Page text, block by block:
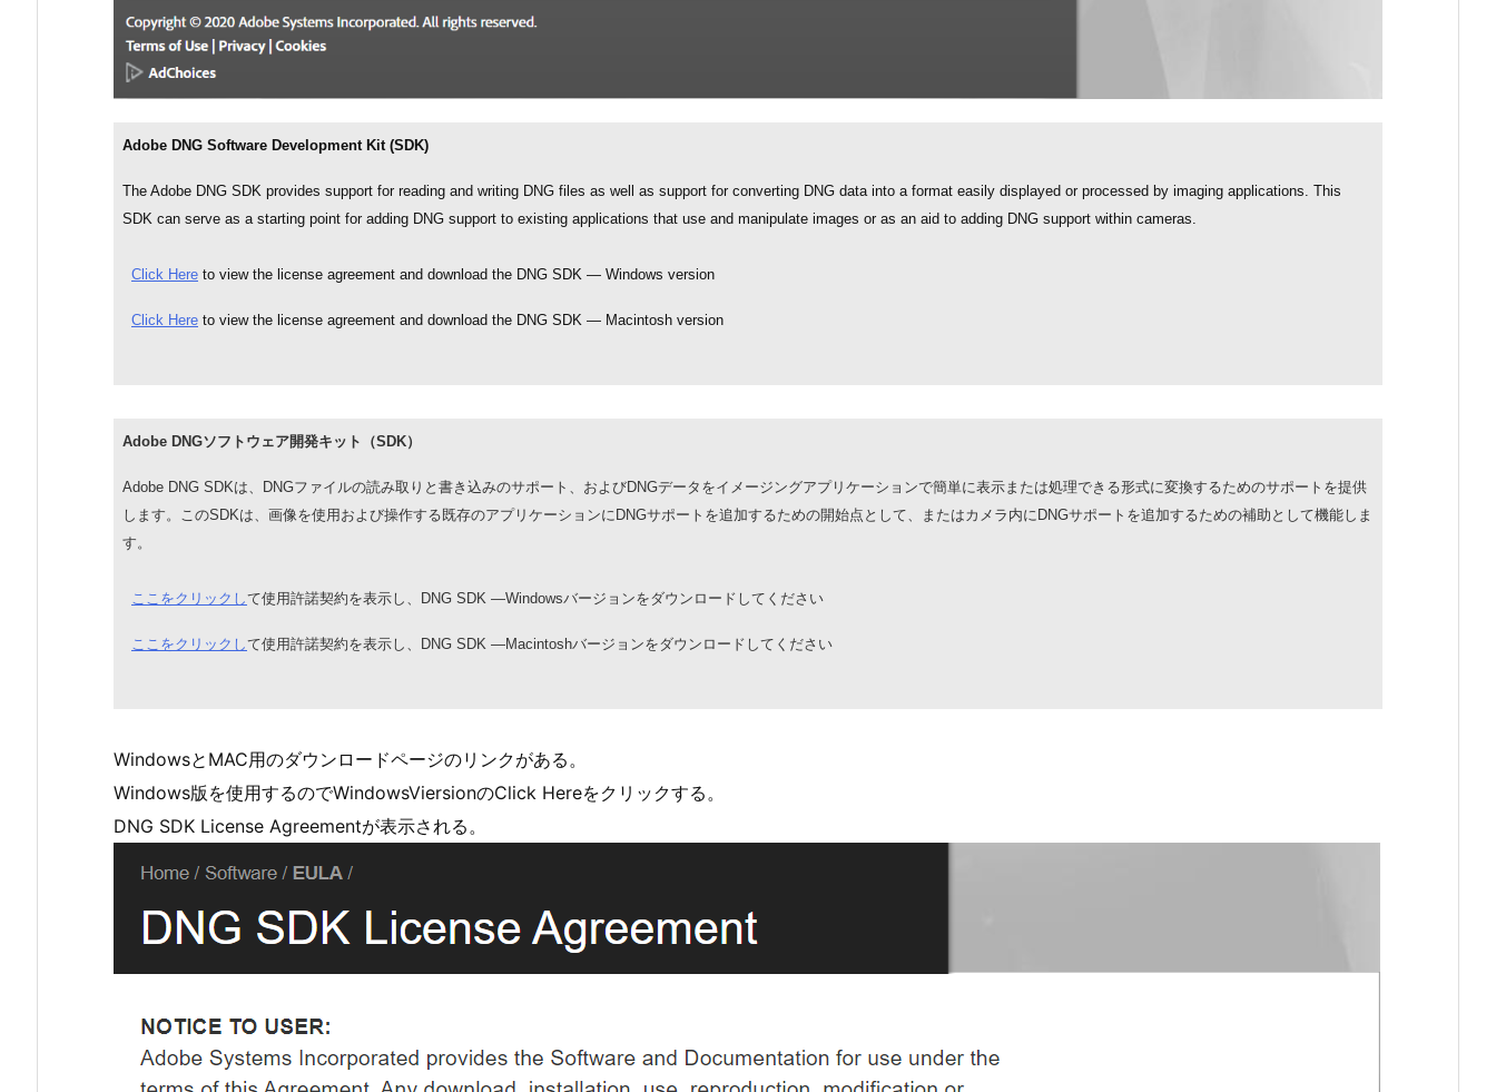
Adobe DNG Software Development Kit (SDK)
The Adobe DNG SDK provides support for reading and writing DNG files as well as support for converting DNG data into a format easily displayed or processed by imaging applications. This
SDK can serve as a starting point for adding DNG support to existing applications that use and manipulate images or as an aid to adding DNG support within cameras.
Click Here to view the license agreement and download the DNG SDK — Windows version
Click Here to view the license agreement and download the DNG SDK — Macintosh version
Adobe DNGソフトウェア開発キット（SDK）
Adobe DNG SDKは、 DNGファイルの読み取りと書き込みのサポート、およびDNGデータをイメージングアプリケーションで簡単に表示または処理できる形式に変換するためのサポートを提供
します。このSDKは、画像を使用および操作する既存のアプリケーションに DNGサポートを追加するための開始点として、またはカメラ内に DNGサポートを追加するための補助として機能しま
す。
ここをクリックして使用許諾契約を表示し、 DNG SDK —Windowsバージョンをダウンロードしてください
ここをクリックして使用許諾契約を表示し、 DNG SDK —Macintoshバージョンをダウンロードしてください
WindowsとMAC用のダウンロードページのリンクがある。
Windows版を使用するのでWindowsViersionのClick Hereをクリックする。
DNG SDK License Agreementが表示される。